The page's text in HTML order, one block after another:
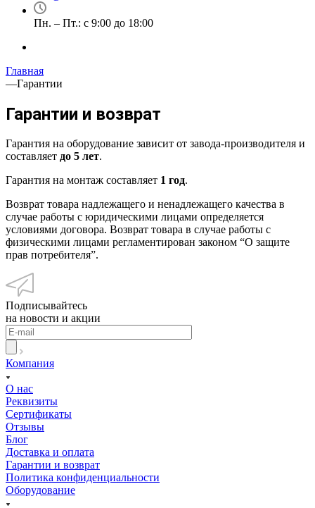
Пн. – Пт.: с 9:00 до 18:00
Главная
—Гарантии
Гарантии и возврат
Гарантия на оборудование зависит от завода-производителя и
составляет до 5 лет.
Гарантия на монтаж составляет 1 год.
Возврат товара надлежащего и ненадлежащего качества в
случае работы с юридическими лицами определяется
условиями договора. Возврат товара в случае работы с
физическими лицами регламентирован законом “О защите
прав потребителя”.
Подписывайтесь
на новости и акции
Компания
О нас
Реквизиты
Сертификаты
Отзывы
Блог
Доставка и оплата
Гарантии и возврат
Политика конфиденциальности
Оборудование